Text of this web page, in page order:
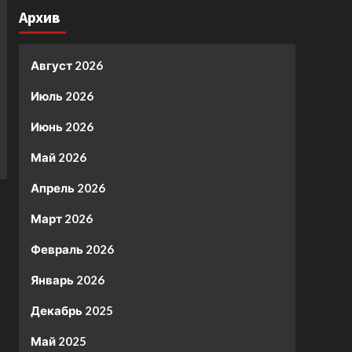
Архив
Август 2026
Июль 2026
Июнь 2026
Май 2026
Апрель 2026
Март 2026
Февраль 2026
Январь 2026
Декабрь 2025
Май 2025